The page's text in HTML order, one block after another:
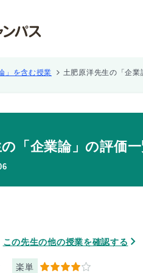
」を含む授業 土肥原洋先生の「企業
「企業論」の評価
この先生の他の授業を確認する
楽単 4